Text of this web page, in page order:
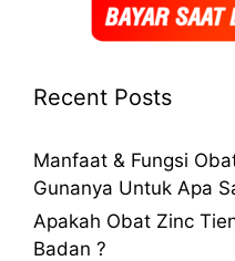
Recent Posts
Manfaat & Fungsi
Gunanya Untuk Apa
Apakah Obat Zinc
Badan ?